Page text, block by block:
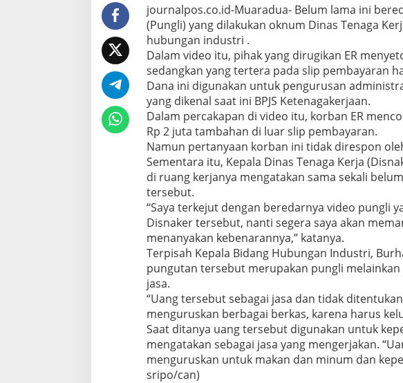
o
D
i
D
u
g
a
P
u
n
g
l
d
i
s
n
a
k
e
O
K
U
S
e
journalpos.co.id-Muaradua- Belum lama ini
(Pungli) yang dilakukan oknum Dinas Tenaga
hubungan industri .
Dalam video itu, pihak yang dirugikan ER
sedangkan yang tertera pada slip pembayaran
Dana ini digunakan untuk pengurusan
yang dikenal saat ini BPJS Ketenagakerjaan.
Dalam percakapan di video itu, korban ER
Rp 2 juta tambahan di luar slip pembayaran.
Namun pertanyaan korban ini tidak direspon
Sementara itu, Kepala Dinas Tenaga Kerja
di ruang kerjanya mengatakan sama sekali
tersebut.
“Saya terkejut dengan beredarnya video pungli
Disnaker tersebut, nanti segera saya akan
menanyakan kebenarannya,” katanya.
Terpisah Kepala Bidang Hubungan Industri,
pungutan tersebut merupakan pungli
jasa.
“Uang tersebut sebagai jasa dan tidak
menguruskan berbagai berkas, karena harus
Saat ditanya uang tersebut digunakan untuk
mengatakan sebagai jasa yang mengerjakan.
menguruskan untuk makan dan minum dan
sripo/can)